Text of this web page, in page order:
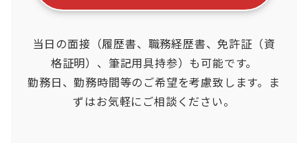
当日の面接（履歴書、職務経歴書、免許証（資
格証明）、筆記用具持参）も可能です。
勤務日、勤務時間等のご希望を考慮致します。ま
ずはお気軽にご相談ください。